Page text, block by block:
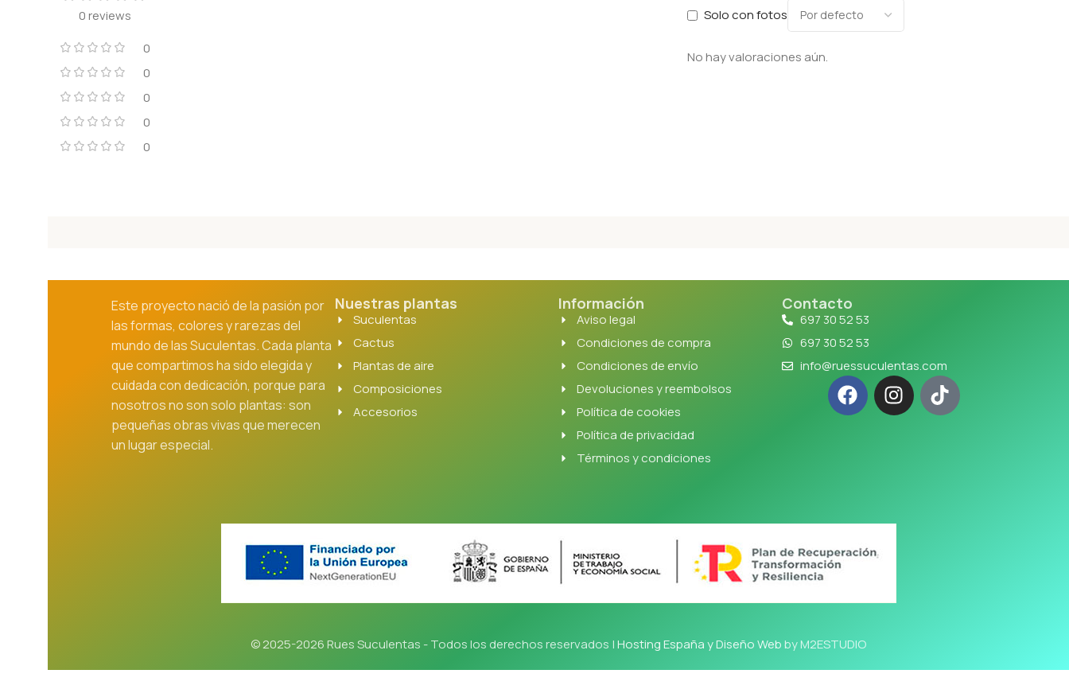
0 reviews
0
0
0
0
0
Solo con fotos
No hay valoraciones aún.
Este proyecto nació de la pasión por
las formas, colores y rarezas del
mundo de las Suculentas. Cada planta
que compartimos ha sido elegida y
cuidada con dedicación, porque para
nosotros no son solo plantas: son
pequeñas obras vivas que merecen
un lugar especial.
Nuestras plantas
Suculentas
Cactus
Plantas de aire
Composiciones
Accesorios
Información
Aviso legal
Condiciones de compra
Condiciones de envío
Devoluciones y reembolsos
Política de cookies
Política de privacidad
Términos y condiciones
Contacto
697 30 52 53
697 30 52 53
info@ruessuculentas.com
© 2025-2026 Rues Suculentas - Todos los derechos reservados |Hosting España y Diseño Webby M2ESTUDIO